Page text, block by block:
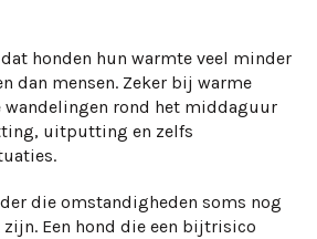
honden hun warmte veel minder
dan mensen. Zeker bij warme
wandelingen rond het middaguur
uitputting en zelfs
die omstandigheden soms nog
Een hond die een bijtrisico